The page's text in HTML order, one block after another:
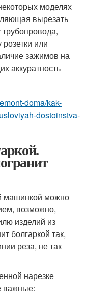
моделях
вырезать
трубопровода,
розетки или
зажимов на
аккуратность
doma/kak-
dostoinstva-
машинкой можно
возможно,
изделий из
болгаркой так,
реза, не так
нарезке
важные: